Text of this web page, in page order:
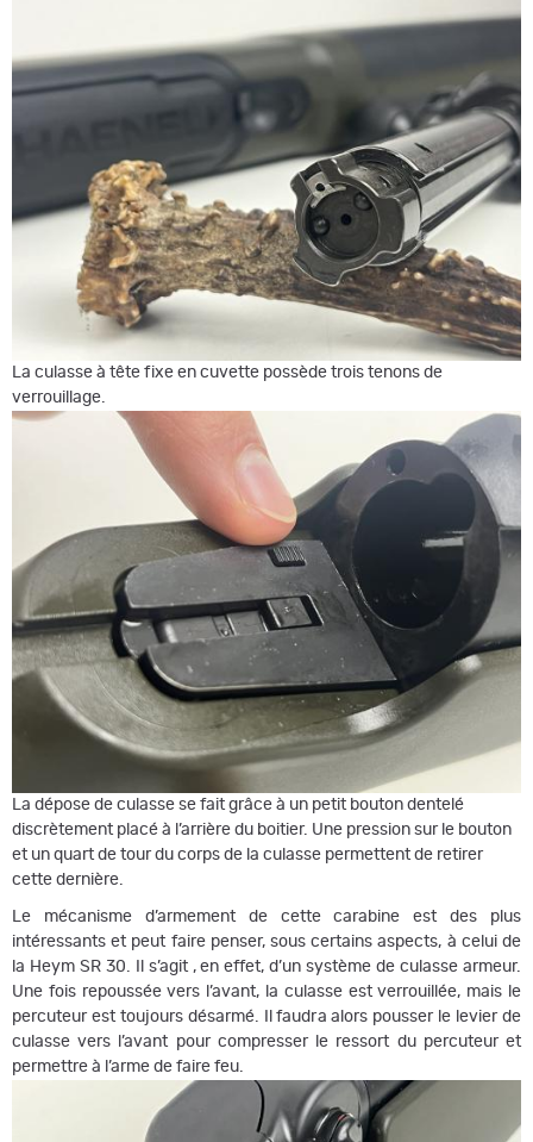
La culasse à tête fixe en cuvette possède trois tenons de
verrouillage.
La dépose de culasse se fait grâce à un petit bouton dentelé
discrètement placé à l’arrière du boitier. Une pression sur le bouton
et un quart de tour du corps de la culasse permettent de retirer
cette dernière.
Le mécanisme d’armement de cette carabine est des plus
intéressants et peut faire penser, sous certains aspects, à celui de
la Heym SR 30. Il s’agit , en effet, d’un système de culasse armeur.
Une fois repoussée vers l’avant, la culasse est verrouillée, mais le
percuteur est toujours désarmé. Il faudra alors pousser le levier de
culasse vers l’avant pour compresser le ressort du percuteur et
permettre à l’arme de faire feu.